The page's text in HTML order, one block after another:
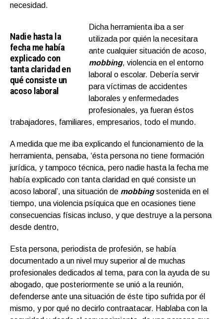
necesidad.
Nadie hasta la
fecha me había
explicado con
tanta claridad en
qué consiste un
acoso laboral
Dicha herramienta iba a ser
utilizada por quién la necesitara
ante cualquier situación de acoso,
mobbing, violencia en el entorno
laboral o escolar. Debería servir
para víctimas de accidentes
laborales y enfermedades
profesionales, ya fueran éstos
trabajadores, familiares, empresarios, todo el mundo.
A medida que me iba explicando el funcionamiento de la
herramienta, pensaba, ‘ésta persona no tiene formación
jurídica, y tampoco técnica, pero nadie hasta la fecha me
había explicado con tanta claridad en qué consiste un
acoso laboral’, una situación de mobbingsostenida en el
tiempo, una violencia psíquica que en ocasiones tiene
consecuencias físicas incluso, y que destruye a la persona
desde dentro,
Esta persona, periodista de profesión, se había
documentado a un nivel muy superior al de muchas
profesionales dedicados al tema, para con la ayuda de su
abogado, que posteriormente se unió a la reunión,
defenderse ante una situación de éste tipo sufrida por él
mismo, y por qué no decirlo contraatacar. Hablaba con la